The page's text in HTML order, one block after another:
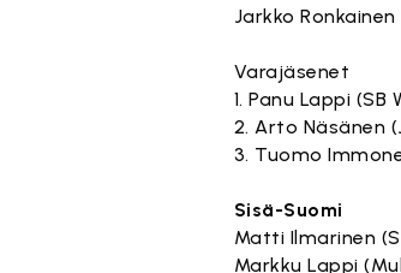
Jarkko
Varajäsenet
1. Panu Lappi (SB
2. Arto Näsänen
3. Tuomo
Sisä-Suomi
Matti Ilmarinen
Markku Lappi